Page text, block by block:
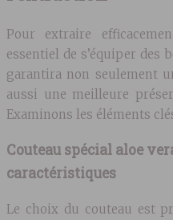
Pour extraire
essentiel de s’équiper des
garantira non seulement
aussi une meilleure
Examinons les éléments
Couteau spécial aloe
caractéristiques
Le choix du couteau est